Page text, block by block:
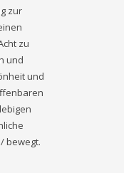
zur
zu
und
und
bewegt.